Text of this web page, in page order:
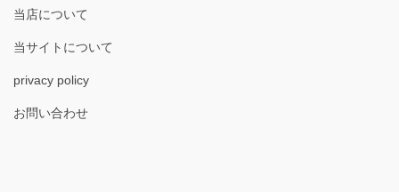
当店について
当サイトについて
privacy policy
お問い合わせ